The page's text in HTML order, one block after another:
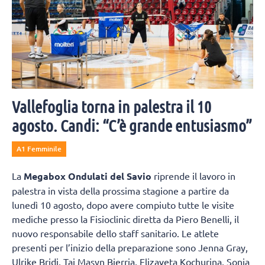
Vallefoglia torna in palestra il 10
agosto. Candi: “C’è grande entusiasmo”
A1 Femminile
La Megabox Ondulati del Savio riprende il lavoro in
palestra in vista della prossima stagione a partire da
lunedì 10 agosto, dopo avere compiuto tutte le visite
mediche presso la Fisioclinic diretta da Piero Benelli, il
nuovo responsabile dello staff sanitario. Le atlete
presenti per l’inizio della preparazione sono Jenna Gray,
Ulrike Bridi, Tai Masyn Bierria, Elizaveta Kochurina, Sonia